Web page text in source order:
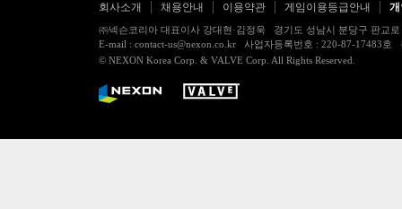
회사소개 채용안내 이용약관 게임이용등급안내
㈜넥슨코리아 대표이사 강대현·김정욱 경기도 성남시 분당구 판교
E-mail : contact-us@nexon.co.kr 사업자등록번호 : 220-87-17483
© NEXON Korea Corp. & VALVE Corp. All Rights Reserved.